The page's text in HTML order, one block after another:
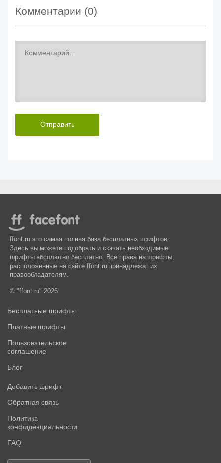
Комментарии (0)
Отправить
ffont.ru это самая полная база бесплатных шрифтов.
Здесь вы можете подобрать и скачать необходимые
шрифты абсолютно бесплатно. Все права на шрифты,
расположенные на сайте ffont.ru принадлежат их
правообладателям.
© "ffont.ru" 2026
Бесплатные шрифты
Платные шрифты
Пользовательское
соглашение
Блог
Добавить шрифт
Обратная связь
Политика
конфиденциальности
FAQ